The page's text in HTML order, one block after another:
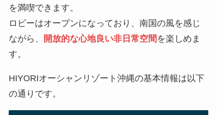
を満喫できます。
ロビーはオープンになっており、南国の風を感じ
ながら、
開放的な心地良い非日常空間 を楽しめま
す。
HIYORIオーシャンリゾート沖縄の基本情報は以下
の通りです。